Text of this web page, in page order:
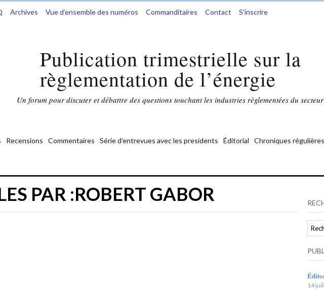
Archives Vue d’ensemble des numéros Commanditaires Contact S’inscrire
Publication trimestrielle sur la
règlementation de l’énergie
Un forum pour discuter et débattre des questions touchant les industries règlementées du
Recensions Commentaires Série d’entrevues avec les presidents Éditorial Chroniques régulières
PAR :ROBERT GABOR
14